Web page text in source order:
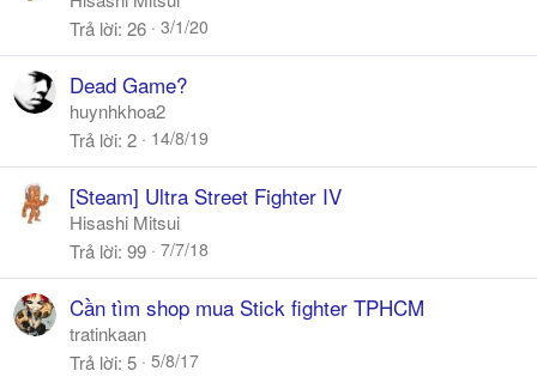
Trả lời 26 3/1/20
Dead Game?
huynhkhoa2
Trả lời 2 14/8/19
[Steam] Ultra Street Fighter IV
Hisashi Mitsui
Trả lời 99 7/7/18
Cần tìm shop mua Stick fighter TPHCM
tratinkaan
Trả lời 5 5/8/17